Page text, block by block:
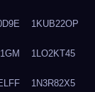
1KUB22OP
1LO2KT45
1N3R82X5